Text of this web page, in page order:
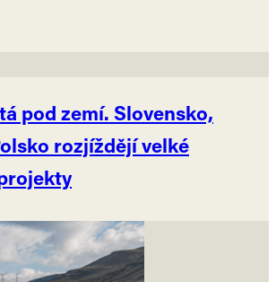
pod zemí. Slovensko,
rozjíždějí velké